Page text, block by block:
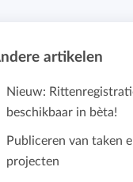
profit
artikelen
Nieuw:
beschikbaar in bèta!
Publiceren van taken
projecten